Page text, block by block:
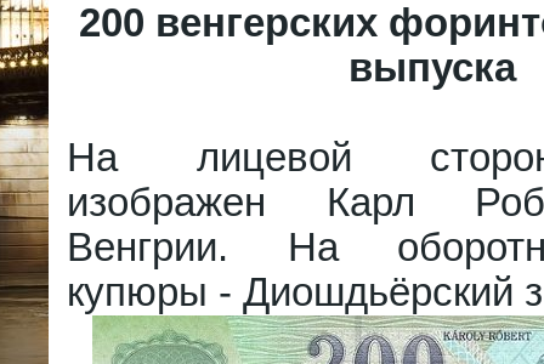
200 венгерских
выпуска
На лицевой
изображен Карл
Венгрии. На
купюры - Диошдьёрский